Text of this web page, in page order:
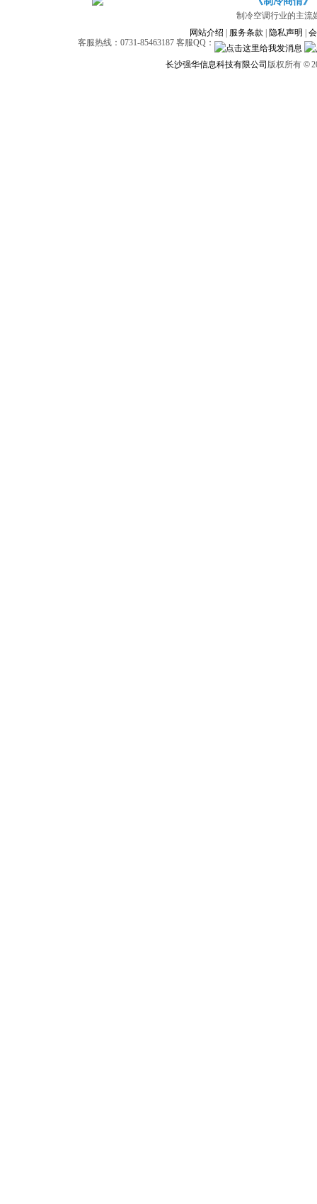
制冷空调行业的主流
网站介绍
服务条款 隐私声明
客服热线：0731-85463187 客服QQ：
长沙强华信息科技有限公司 版权所有 ©